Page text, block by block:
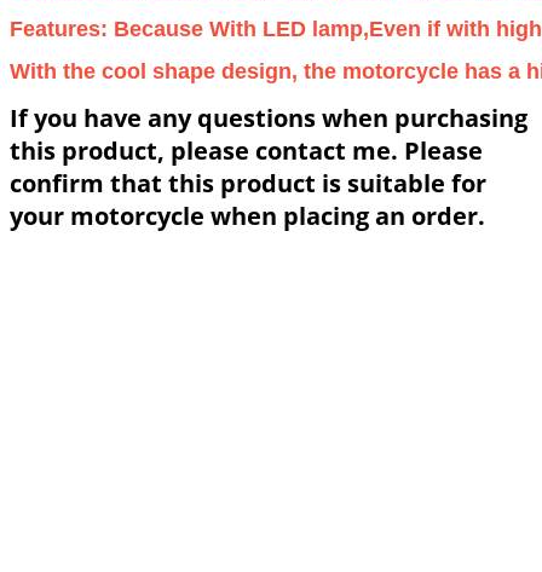
Features: Because With LED lamp,Even if with
With the cool shape design, the motorcycle has a
If you have any questions when purchasing
this product, please contact me. Please
confirm that this product is suitable for
your motorcycle when placing an order.